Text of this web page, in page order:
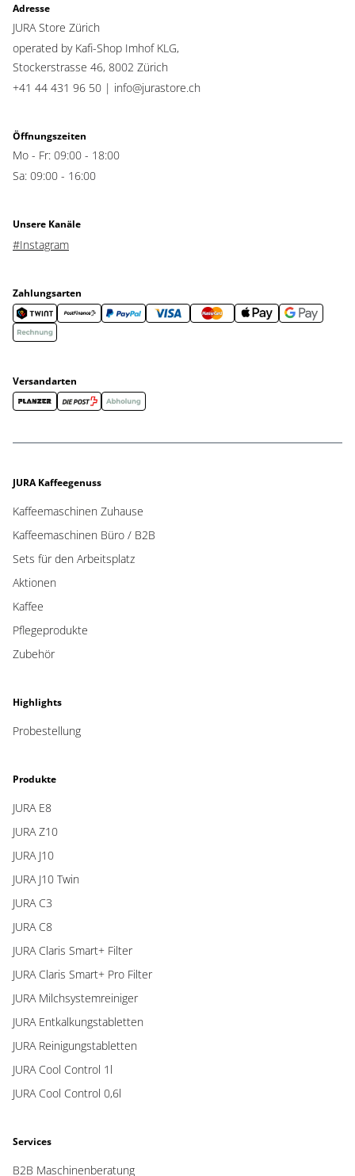
Adresse
JURA Store Zürich
operated by Kafi-Shop Imhof KLG,
Stockerstrasse 46, 8002 Zürich
+41 44 431 96 50 | info@jurastore.ch
Öffnungszeiten
Mo - Fr: 09:00 - 18:00
Sa: 09:00 - 16:00
Unsere Kanäle
#Instagram
Zahlungsarten
Versandarten
JURA Kaffeegenuss
Kaffeemaschinen Zuhause
Kaffeemaschinen Büro / B2B
Sets für den Arbeitsplatz
Aktionen
Kaffee
Pflegeprodukte
Zubehör
Highlights
Probestellung
Produkte
JURA E8
JURA Z10
JURA J10
JURA J10 Twin
JURA C3
JURA C8
JURA Claris Smart+ Filter
JURA Claris Smart+ Pro Filter
JURA Milchsystemreiniger
JURA Entkalkungstabletten
JURA Reinigungstabletten
JURA Cool Control 1l
JURA Cool Control 0,6l
Services
B2B Maschinenberatung